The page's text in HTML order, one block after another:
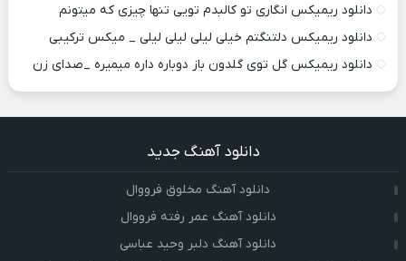
دانلود ریمیکس انگاری تو کالبدم تویی تنها چیزی که میتونم
دانلود ریمیکس دلتنگتم خیلی لیلی لیلی لیلی _ میکس ترکیبی
دانلود ریمیکس گل توی گلدون باز دوباره داره میمیره _صدای زن
دانلود آهنگ جدید
دانلود آهنگ مخلوق فرووال
دانلود آهنگ عمر رفته فرووال
دانلود آهنگ دلبر وحید عباسی